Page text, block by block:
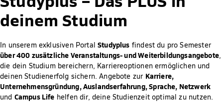
deinem Studium
In unserem exklusiven PortalStudyplus findest du pro Semester
über 400 zusätzliche Veranstaltungs- und Weiterbildungsangebote,
die dein Studium bereichern, Karriereoptionen ermöglichen und
deinen Studienerfolg sichern. Angebote zur Karriere,
Unternehmensgründung, Auslandserfahrung, Sprache, Netzwerk
und Campus Life helfen dir, deine Studienzeit optimal zu nutzen.